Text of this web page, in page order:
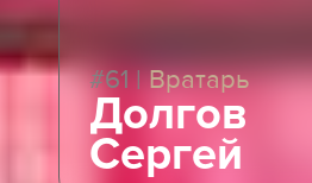
#61|Вратарь
Долгов
Сергей